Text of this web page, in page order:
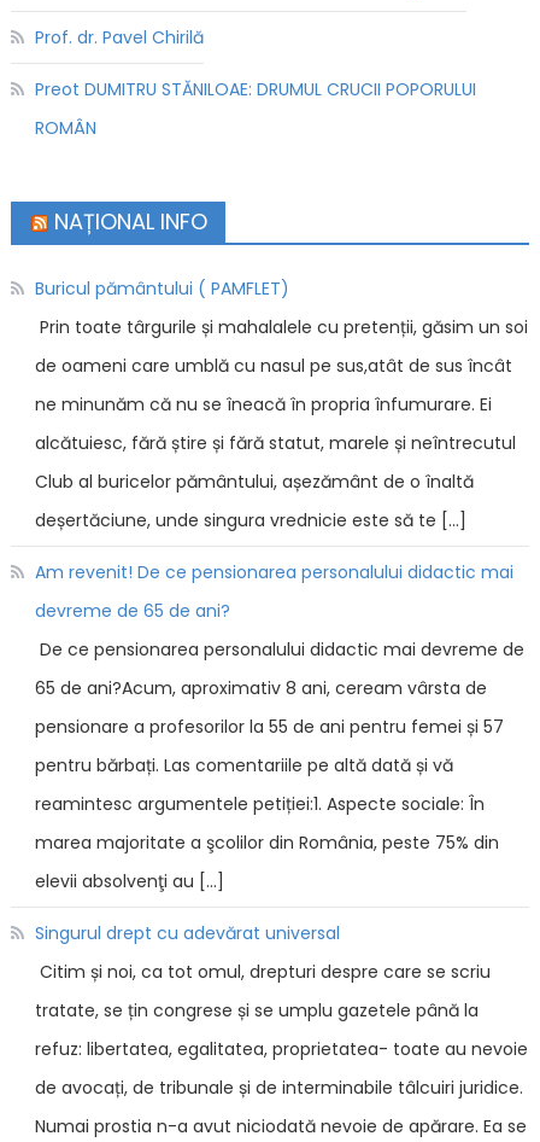
Prof. dr. Pavel Chirilă
Preot DUMITRU STĂNILOAE: DRUMUL CRUCII POPORULUI
ROMÂN
NAȚIONAL INFO
Buricul pământului ( PAMFLET)
Prin toate târgurile și mahalalele cu pretenții, găsim un soi
de oameni care umblă cu nasul pe sus,atât de sus încât
ne minunăm că nu se îneacă în propria înfumurare. Ei
alcătuiesc, fără știre și fără statut, marele și neîntrecutul
Club al buricelor pământului, așezământ de o înaltă
deșertăciune, unde singura vrednicie este să te […]
Am revenit! De ce pensionarea personalului didactic mai
devreme de 65 de ani?
De ce pensionarea personalului didactic mai devreme de
65 de ani?Acum, aproximativ 8 ani, ceream vârsta de
pensionare a profesorilor la 55 de ani pentru femei și 57
pentru bărbați. Las comentariile pe altă dată și vă
reamintesc argumentele petiției:1. Aspecte sociale: În
marea majoritate a şcolilor din România, peste 75% din
elevii absolvenţi au […]
Singurul drept cu adevărat universal
Citim și noi, ca tot omul, drepturi despre care se scriu
tratate, se țin congrese și se umplu gazetele până la
refuz: libertatea, egalitatea, proprietatea- toate au nevoie
de avocați, de tribunale și de interminabile tâlcuiri juridice.
Numai prostia n-a avut niciodată nevoie de apărare. Ea se